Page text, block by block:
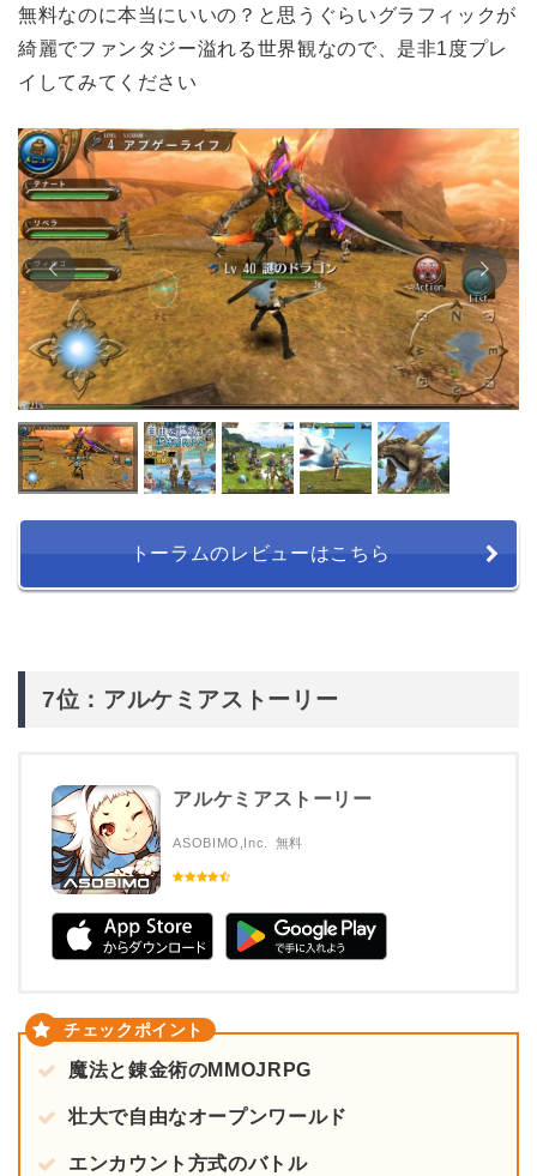
無料なのに本当にいいの？と思うぐらいグラフィックが
綺麗でファンタジー溢れる世界観なので、是非1度プレ
イしてみてください
トーラムのレビューはこちら
7位：アルケミアストーリー
アルケミアストーリー
ASOBIMO,Inc. 無料
魔法と錬金術のMMOJRPG
壮大で自由なオープンワールド
エンカウント方式のバトル